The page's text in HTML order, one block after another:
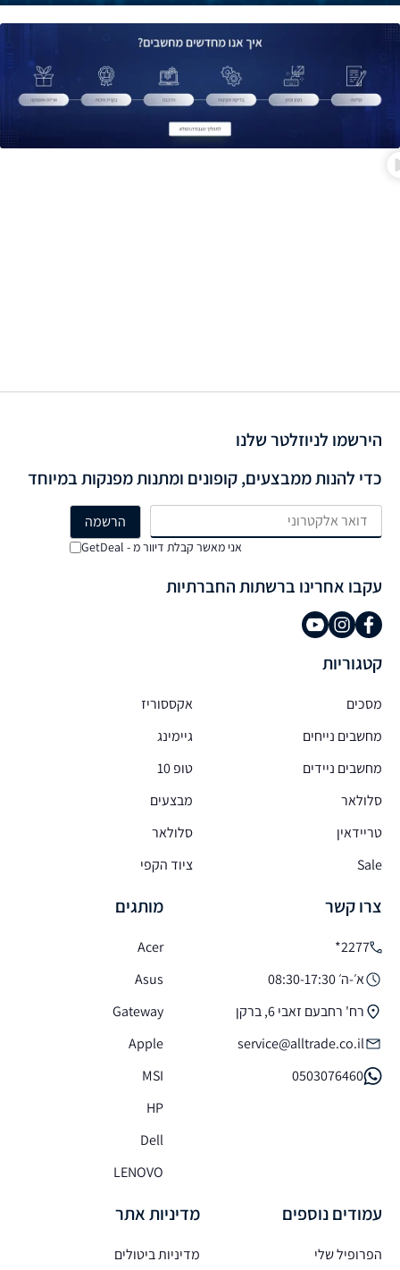
קטגוריות
מסכים
מחשבים נייחים
מחשבים ניידים
סלולאר
טריידאין
Sale
אקססוריז
גיימינג
טופ 10
מבצעים
סלולאר
ציוד הקפי
מותגים
Acer
Asus
Gateway
Apple
MSI
HP
Dell
LENOVO
עמודים נוספים
הפרופיל שלי
צרו קשר
2277*
א׳-ה׳ 08:30-17:30
רח' רחבעם זאבי 6, ברקן
service@alltrade.co.il
0503076460
מדיניות אתר
מדיניות ביטולים
הירשמו לניוזלטר שלנו
כדי להנות ממבצעים, קופונים ומתנות מפנקות במיוחד
אני מאשר קבלת דיוור מ - GetDeal
עקבו אחרינו ברשתות החברתיות